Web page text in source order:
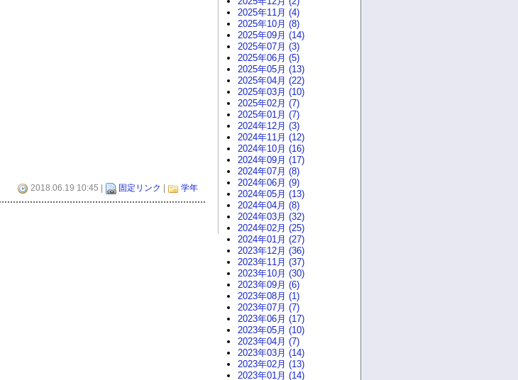
2018.06.19 10:45 | 固定リンク 学年
2025年11月 (4)
2025年10月 (8)
2025年09月 (14)
2025年07月 (3)
2025年06月 (5)
2025年05月 (13)
2025年04月 (22)
2025年03月 (10)
2025年02月 (7)
2025年01月 (7)
2024年12月 (3)
2024年11月 (12)
2024年10月 (16)
2024年09月 (17)
2024年07月 (8)
2024年06月 (9)
2024年05月 (13)
2024年04月 (8)
2024年03月 (32)
2024年02月 (25)
2024年01月 (27)
2023年12月 (36)
2023年11月 (37)
2023年10月 (30)
2023年09月 (6)
2023年08月 (1)
2023年07月 (7)
2023年06月 (17)
2023年05月 (10)
2023年04月 (7)
2023年03月 (14)
2023年02月 (13)
2023年01月 (14)